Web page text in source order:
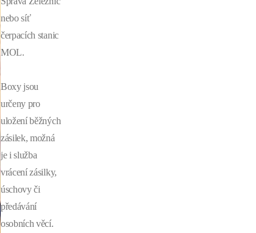
nebo síť
čerpacích stanic
MOL.
Boxy jsou
určeny pro
uložení běžných
zásilek, možná
je i služba
vrácení zásilky,
úschovy či
předávání
osobních věcí.